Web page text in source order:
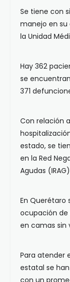
Se tiene con
manejo en su
la Unidad
Hay 362
se
371
Con relación
estado, se
en la Red
Agudas
En Querétaro
ocupación
en camas sin
Para atender
estatal se
con un